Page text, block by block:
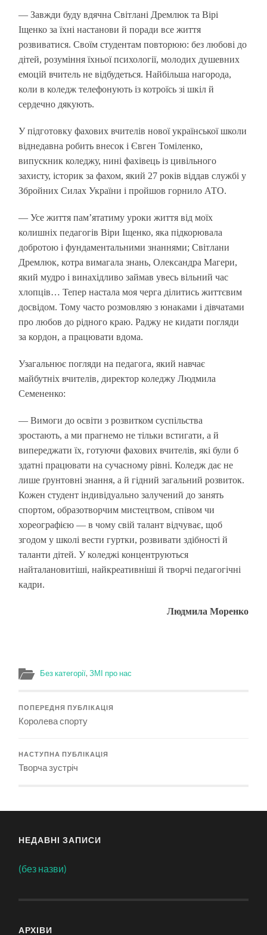
— Завжди буду вдячна Світлані Дремлюк та Вірі
Іщенко за їхні настанови й поради все життя
розвиватися. Своїм студентам повторюю: без любові до
дітей, розуміння їхньої психології, молодих душевних
емоцій вчитель не відбудеться. Найбільша нагорода,
коли в коледж телефонують із котроїсь зі шкіл й
сердечно дякують.
У підготовку фахових вчителів нової української школи
віднедавна робить внесок і Євген Томіленко,
випускник коледжу, нині фахівець із цивільного
захисту, історик за фахом, який 27 років віддав службі у
Збройних Силах України і пройшов горнило АТО.
— Усе життя пам’ятатиму уроки життя від моїх
колишніх педагогів Віри Іщенко, яка підкорювала
добротою і фундаментальними знаннями; Світлани
Дремлюк, котра вимагала знань, Олександра Магери,
який мудро і винахідливо займав увесь вільний час
хлопців… Тепер настала моя черга ділитись життєвим
досвідом. Тому часто розмовляю з юнаками і дівчатами
про любов до рідного краю. Раджу не кидати погляди
за кордон, а працювати вдома.
Узагальнює погляди на педагога, який навчає
майбутніх вчителів, директор коледжу Людмила
Семененко:
— Вимоги до освіти з розвитком суспільства
зростають, а ми прагнемо не тільки встигати, а й
випереджати їх, готуючи фахових вчителів, які були б
здатні працювати на сучасному рівні. Коледж дає не
лише ґрунтовні знання, а й гідний загальний розвиток.
Кожен студент індивідуально залучений до занять
спортом, образотворчим мистецтвом, співом чи
хореографією — в чому свій талант відчуває, щоб
згодом у школі вести гуртки, розвивати здібності й
таланти дітей. У коледжі концентруються
найталановитіші, найкреативніші й творчі педагогічні
кадри.
Людмила Моренко
Без категорії,ЗМІ про нас
ПОПЕРЕДНЯ ПУБЛІКАЦІЯ
Королева спорту
НАСТУПНА ПУБЛІКАЦІЯ
Творча зустріч
НЕДАВНІ ЗАПИСИ
(без назви)
АРХІВИ